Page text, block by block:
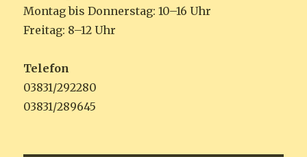
Montag bis Donnerstag: 10–16 Uhr
Freitag: 8–12 Uhr
Telefon
03831/292280
03831/289645